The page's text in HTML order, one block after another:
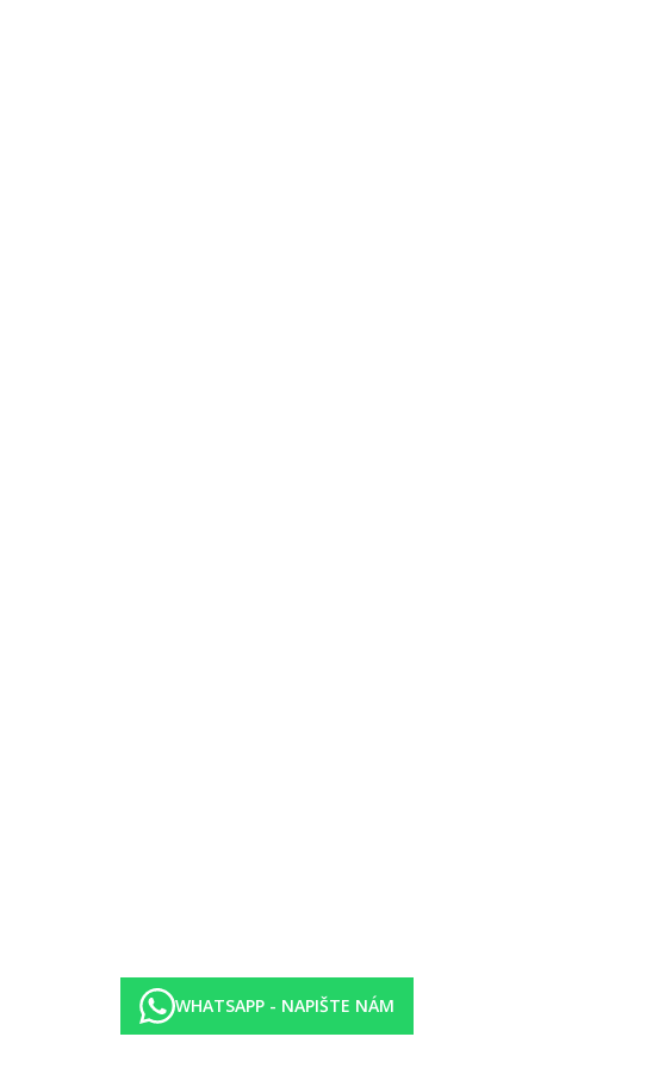
Suite, Executive Suite a Family Suite. Všechny pokoje jsou klimatizované,
jsou vybaveny sprchou, bidetem, fénem, županem a pantoflemi. Některé pokoje
pro relaxaci a osvěžení. Pokud chcete svůj pobyt v hotelu strávit aktivněji, můžete si
masáží a relaxačních procedur
WHATSAPP - NAPIŠTE NÁM